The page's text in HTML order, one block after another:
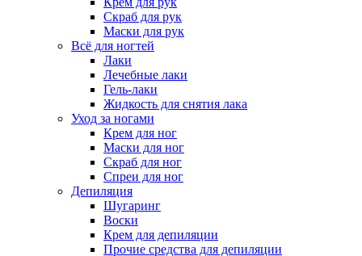
Скраб для рук
Маски для рук
Всё для ногтей
Лаки
Лечебные лаки
Гель-лаки
Жидкость для снятия лака
Уход за ногами
Крем для ног
Маски для ног
Скраб для ног
Спреи для ног
Депиляция
Шугаринг
Воски
Крем для депиляции
Прочие средства для депиляции